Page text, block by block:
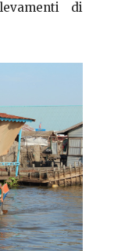
di